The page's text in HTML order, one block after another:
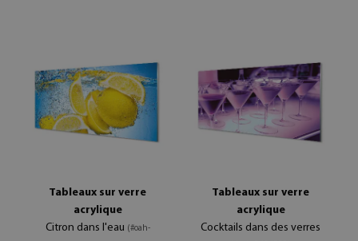
Tableaux sur verre
acrylique
Citron dans l'eau (#oah-
Tableaux sur verre
acrylique
Cocktails dans des verres